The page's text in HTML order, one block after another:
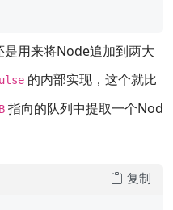
用来将Node追加到两大
的内部实现，这个就比
指向的队列中提取一个Nod
复制